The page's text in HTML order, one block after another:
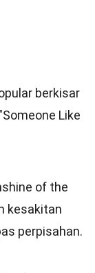
berkisar
Like
of the
kesakitan
perpisahan.